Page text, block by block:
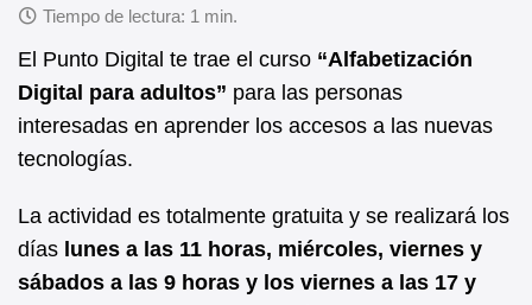
c
e
b
o
o
k
at
s
A
p
El Punto Digital te trae el curso “Alfabetización
Digital para adultos” para las personas
interesadas en aprender los accesos a las nuevas
tecnologías.
La actividad es totalmente gratuita y se realizará los
días lunes a las 11 horas, miércoles, viernes y
sábados a las 9 horas y los viernes a las 17 y